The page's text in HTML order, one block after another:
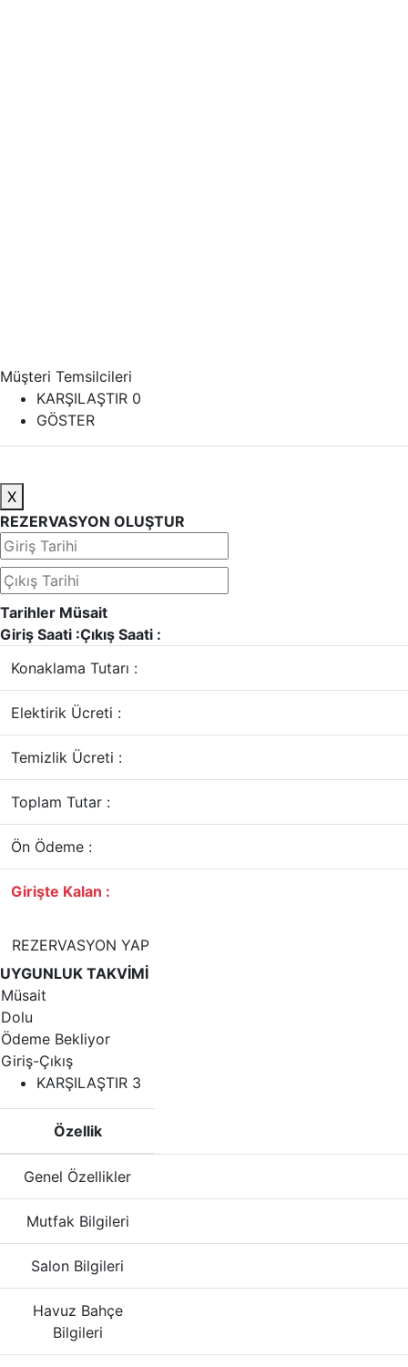
Müşteri Temsilcileri
KARŞILAŞTIR 0
GÖSTER
X
REZERVASYON OLUŞTUR
Tarihler Müsait
Giriş Saati :Çıkış Saati :
Konaklama Tutarı :
Elektirik Ücreti :
Temizlik Ücreti :
Toplam Tutar :
Ön Ödeme :
Girişte Kalan :
REZERVASYON YAP
UYGUNLUK TAKVİMİ
Müsait
Dolu
Ödeme Bekliyor
Giriş-Çıkış
KARŞILAŞTIR 3
Özellik
Genel Özellikler
Mutfak Bilgileri
Salon Bilgileri
Havuz Bahçe
Bilgileri